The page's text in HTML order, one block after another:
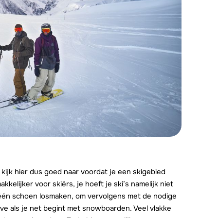
hier dus goed naar voordat je een skigebied
voor skiërs, je hoeft je ski’s namelijk niet
schoen losmaken, om vervolgens met de nodige
als je net begint met snowboarden. Veel vlakke